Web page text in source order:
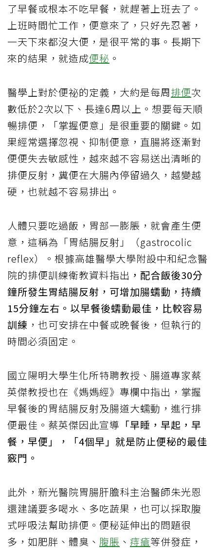
了早餐或根本不吃早餐，就趕著上班去了。
上班時間忙工作，便意來了，只好先忍著，
一天下來都沒大便，是很平常的事。長期下
來的結果，就造成便秘 。
醫學上對於便祕的定義，大約是每周排便次
數低於2次以下、長達6周以上。想要每天順
暢排便，「掌握便意」是很重要的關鍵。如
果經常選擇忽視、抑制便意，直腸將逐漸對
便便失去敏感性，越來越不容易送出清晰的
排便反射，糞便在大腸內停留過久，越變越
硬，也就越不容易排出。
人體只要吃過飯，胃部一膨脹，就會產生便
意，這稱為「胃結腸反射」（gastrocolic
reflex）。根據高雄醫學大學附設中和紀念醫
院的排便訓練衛教資料指出 ，配合飯後30分
鐘所發生胃結腸反射，可增加腸蠕動，持續
15分鐘左右。以早餐後蠕動最佳，比較容易
訓練 ，也可安排在中餐或晚餐後，但執行的
時間必須固定。
國立陽明大學生化所特聘教授、腸道專家蔡
英傑教授也在《媽媽經》專欄中指出，掌握
早餐後的胃結腸反射及腸道大蠕動，進行排
便最佳。蔡英傑因此宣導 「早睡，早起，早
餐，早便」，「4個早」就是防止便秘的最佳
竅門。
此外，新光醫院胃腸肝膽科主治醫師朱光恩
還建議要多喝水、多吃蔬果，也可以採取腹
式呼吸法幫助排便。便秘延伸出的問題很
多，如肥胖、體臭、 腹脹 、 痔瘡等併發症，